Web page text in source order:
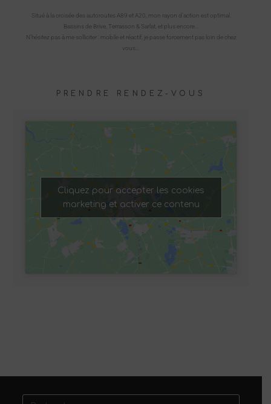
Situé à la croisée des autoroutes A89 et A20, mon rayon d’action est optimal.
Bassins de Brive, Terrasson & Sarlat, et plus encore…
N’hésitez pas à me solliciter : mobile et réactif, je passe forcement pas loin de chez
vous…
PRENDRE RENDEZ-VOUS
Cliquez pour accepter les cookies
marketing et activer ce contenu